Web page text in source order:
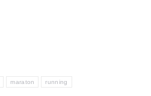
maraton running